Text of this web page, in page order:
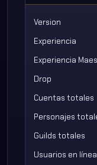
Version
Experiencia
Experiencia
Drop
Cuentas totales
Personajes
Guilds totales
Usuarios en línea